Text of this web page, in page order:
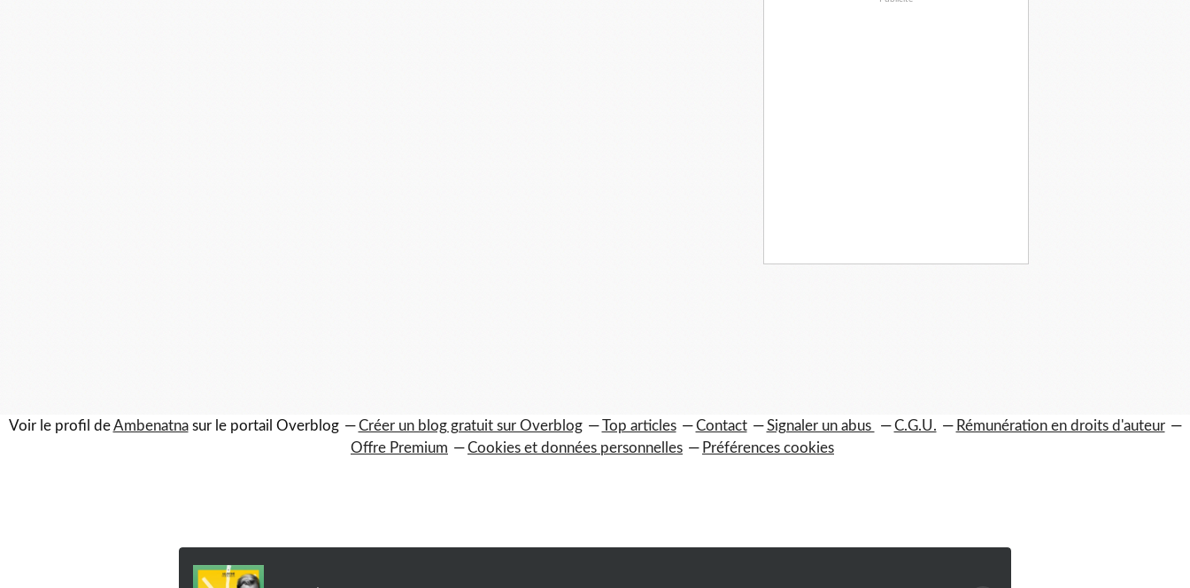
Voir le profil deAmbenatnasur le portail Overblog Créer un blog gratuit sur Overblog Top articles Contact Signaler un abus C.G.U.
Rémunération en droits d'auteur
Offre Premium
Cookies et données personnelles Préférences cookies